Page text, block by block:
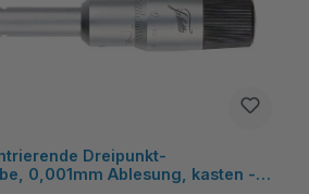
Dreipunkt-
0,001mm Ablesung, kasten -